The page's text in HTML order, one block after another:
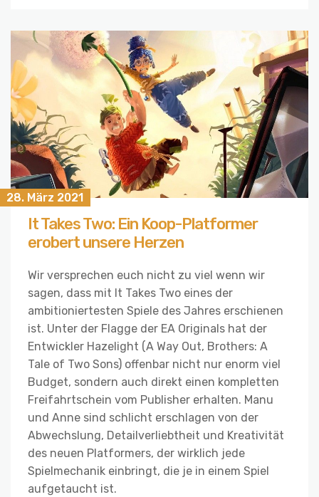
28. März 2021
It Takes Two: Ein Koop-Platformer
erobert unsere Herzen
Wir versprechen euch nicht zu viel wenn wir
sagen, dass mit It Takes Two eines der
ambitioniertesten Spiele des Jahres erschienen
ist. Unter der Flagge der EA Originals hat der
Entwickler Hazelight (A Way Out, Brothers: A
Tale of Two Sons) offenbar nicht nur enorm viel
Budget, sondern auch direkt einen kompletten
Freifahrtschein vom Publisher erhalten. Manu
und Anne sind schlicht erschlagen von der
Abwechslung, Detailverliebtheit und Kreativität
des neuen Platformers, der wirklich jede
Spielmechanik einbringt, die je in einem Spiel
aufgetaucht ist.